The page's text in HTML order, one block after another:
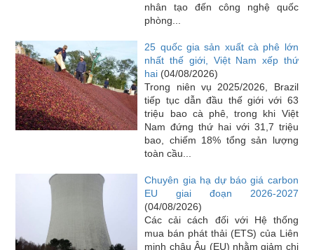
nhân tạo đến công nghệ quốc
phòng...
25 quốc gia sản xuất cà phê lớn
nhất thế giới, Việt Nam xếp thứ
hai (04/08/2026)
Trong niên vụ 2025/2026, Brazil
tiếp tục dẫn đầu thế giới với 63
triệu bao cà phê, trong khi Việt
Nam đứng thứ hai với 31,7 triệu
bao, chiếm 18% tổng sản lượng
toàn cầu...
Chuyên gia hạ dự báo giá carbon
EU giai đoạn 2026-2027
(04/08/2026)
Các cải cách đối với Hệ thống
mua bán phát thải (ETS) của Liên
minh châu Âu (EU) nhằm giảm chi